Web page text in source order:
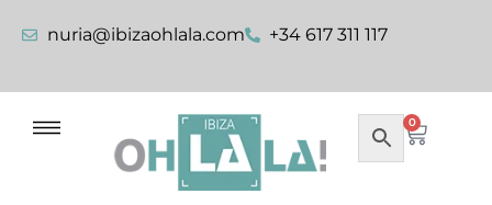
nuria@ibizaohlala.com +34 617 311 117
0